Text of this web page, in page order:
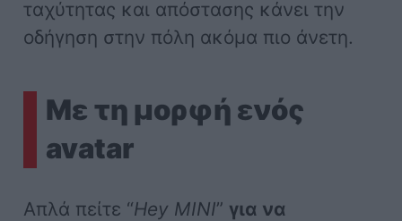
ταχύτητας και απόστασης κάνει την
οδήγηση στην πόλη ακόμα πιο άνετη.
Με τη μορφή ενός
avatar
Απλά πείτε “Hey MINI” για να